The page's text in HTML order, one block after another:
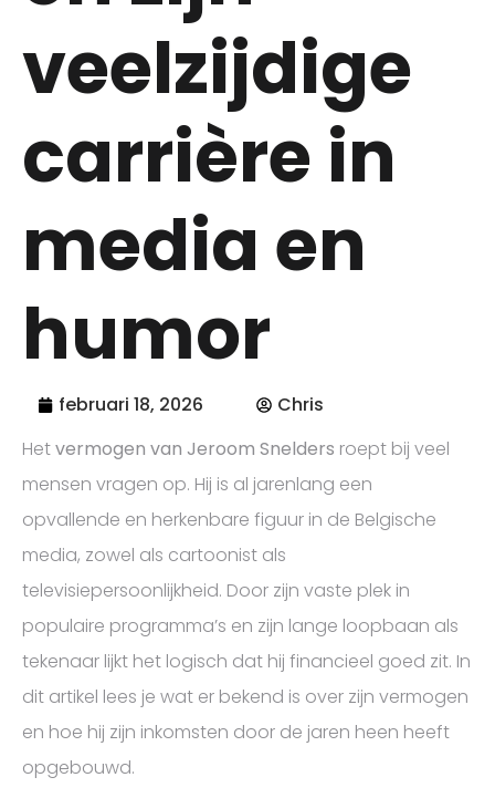
veelzijdige
carrière in
media en
humor
februari 18, 2026
Chris
Hetvermogen van Jeroom Snelders roept bij veel
mensen vragen op. Hij is al jarenlang een
opvallende en herkenbare figuur in de Belgische
media, zowel als cartoonist als
televisiepersoonlijkheid. Door zijn vaste plek in
populaire programma’s en zijn lange loopbaan als
tekenaar lijkt het logisch dat hij financieel goed zit. In
dit artikel lees je wat er bekend is over zijn vermogen
en hoe hij zijn inkomsten door de jaren heen heeft
opgebouwd.